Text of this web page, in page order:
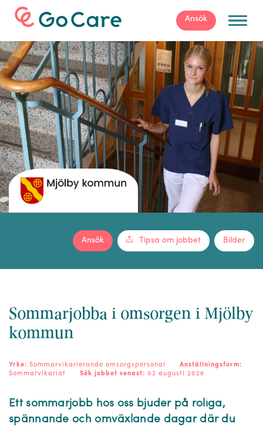
För arbetsgivare Ansök
Bilder
Tipsa om jobbet
Ansök
Sommarjobba i omsorgen i Mjölby
kommun
Yrke: Sommarvikarierande omsorgspersonal
Anställningsform:
Sommarvikariat
Sök jobbet senast: 02 augusti 2026
Ett sommarjobb hos oss bjuder på roliga,
spännande och omväxlande dagar där du